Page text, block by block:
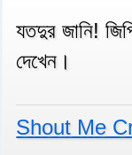
যতদুর জানি!
দেখেন।
Shout Me